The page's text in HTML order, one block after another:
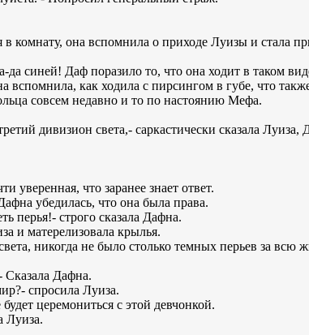
комнату, она вспомнила о приходе Луизы и стала
синей! Даф поразило то, что она ходит в таком
вспомнила, как ходила с пирсингом в губе, что
совсем недавно и то по настоянию Мефа.
дивизион света,- саркастически сказала Луиза,
что заранее знает ответ.
убедилась, что она была права.
перья!- строго сказала Дафна.
и матерелизовала крылья.
никогда не было столько темных перьев за всю
Сказала Дафна.
спросила Луиза.
церемониться с этой девчонкой.
Луиза.